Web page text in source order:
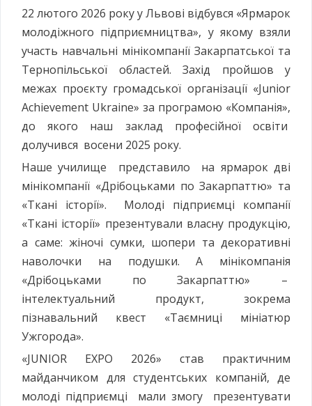
22 лютого 2026 року у Львові відбувся «Ярмарок
молодіжного підприємництва», у якому взяли
участь навчальні мінікомпанії Закарпатської та
Тернопільської областей. Захід пройшов у
межах проєкту громадської організації «Junior
Achievement Ukraine» за програмою «Компанія»,
до якого наш заклад професійної освіти
долучився восени 2025 року.
Наше училище представило на ярмарок дві
мінікомпанії «Дрібоцьками по Закарпаттю» та
«Ткані історії». Молоді підприємці компанії
«Ткані історії» презентували власну продукцію,
а саме: жіночі сумки, шопери та декоративні
наволочки на подушки. А мінікомпанія
«Дрібоцьками по Закарпаттю» –
інтелектуальний продукт, зокрема
пізнавальний квест «Таємниці мініатюр
Ужгорода».
«JUNIOR EXPO 2026» став практичним
майданчиком для студентських компаній, де
молоді підприємці мали змогу презентувати